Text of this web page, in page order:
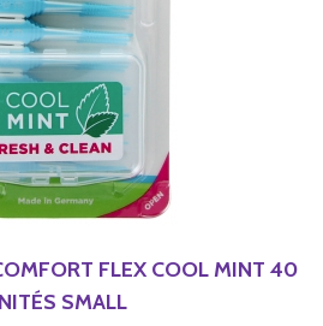
FLEX COOL MINT 40
SMALL